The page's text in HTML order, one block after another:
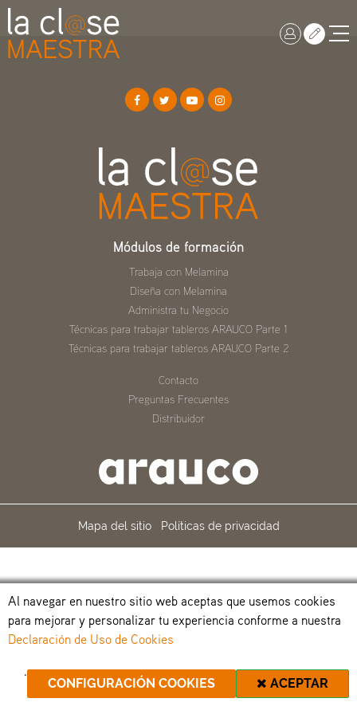
Módulos de formación
Trabaja con Melamina
Diseña con Melamina
Administra tu Negocio
Técnicas para trabajar tableros ARAUCO Parte 1
Técnicas para trabajar tableros ARAUCO Parte 2
Contacto
Preguntas Frecuentes
Distribuidor
Mapa del sitio Políticas de privacidad
Al navegar en nuestro sitio web aceptas que usemos cookies
para mejorar y personalizar tu experiencia conforme a nuestra
Declaración de Uso de Cookies
ACEPTAR
CONFIGURACIÓN COOKIES
.